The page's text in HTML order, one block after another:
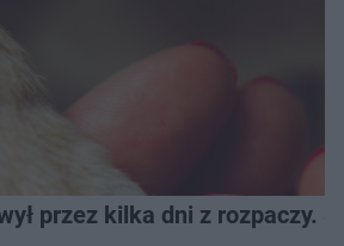
przez kilka dni z rozpaczy.